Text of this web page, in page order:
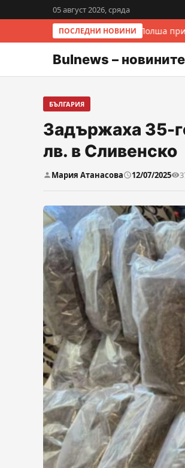
05 август 2026, сряда
ПОСЛЕДНИ НОВИНИ
Италия и Полша
Bulnews –
БЪЛГАРИЯ
Задържаха 35-
лв. в Сливенско
Мария Атанасова 12/07/2025